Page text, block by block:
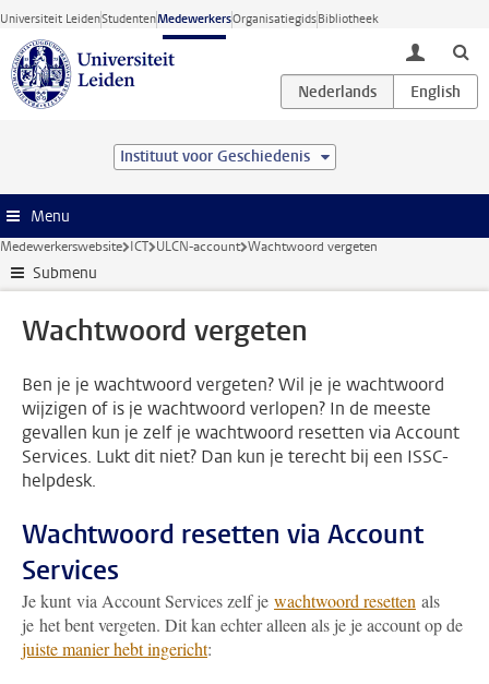
Ga direct naar de inhoud
Universiteit LeidenStudentenMedewerkersOrganisatiegidsBibliotheek
toggle
Instituut voor Geschiedenis
Menu
Medewerkerswebsite ICT ULCN-account Wachtwoord vergeten
Submenu
Wachtwoord vergeten
Ben je je wachtwoord vergeten? Wil je je wachtwoord
wijzigen of is je wachtwoord verlopen? In de meeste
gevallen kun je zelf je wachtwoord resetten via Account
Services. Lukt dit niet? Dan kun je terecht bij een ISSC-
helpdesk.
Wachtwoord resetten via Account
Services
Je kunt via Account Services zelf je wachtwoord resetten als
je het bent vergeten. Dit kan echter alleen als je je account op de
juiste manier hebt ingericht: